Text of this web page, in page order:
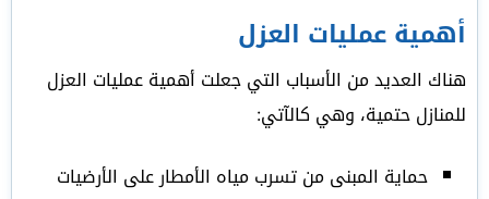
أهمية عمليات العزل
هناك العديد من الأسباب التي جعلت أهمية عمليات العزل
للمنازل حتمية، وهي كالآتي:
حماية المبنى من تسرب مياه الأمطار على الأرضيات